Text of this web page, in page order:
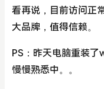
看再说，目前访问正
大品牌，值得信赖。
PS：昨天电脑重装
慢慢熟悉中。。